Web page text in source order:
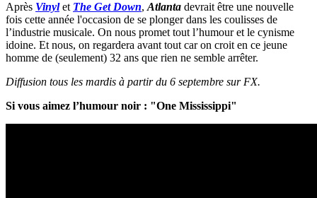
Après Vinylet The Get Down, Atlanta devrait être une nouvelle
fois cette année l'occasion de se plonger dans les coulisses de
l’industrie musicale. On nous promet tout l’humour et le cynisme
idoine. Et nous, on regardera avant tout car on croit en ce jeune
homme de (seulement) 32 ans que rien ne semble arrêter.
Diffusion tous les mardis à partir du 6 septembre sur FX.
Si vous aimez l’humour noir : "One Mississippi"